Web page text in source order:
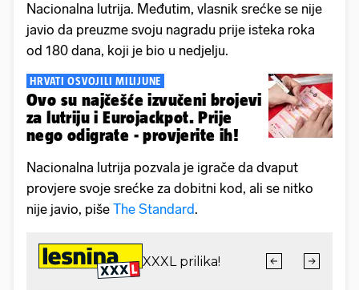
Nacionalna lutrija. Međutim, vlasnik srećke se nije
javio da preuzme svoju nagradu prije isteka roka
od 180 dana, koji je bio u nedjelju.
HRVATI OSVOJILI MILIJUNE
Ovo su najčešće izvučeni brojevi
za lutriju i Eurojackpot. Prije
nego odigrate - provjerite ih!
Nacionalna lutrija pozvala je igrače da dvaput
provjere svoje srećke za dobitni kod, ali se nitko
nije javio, piše The Standard.